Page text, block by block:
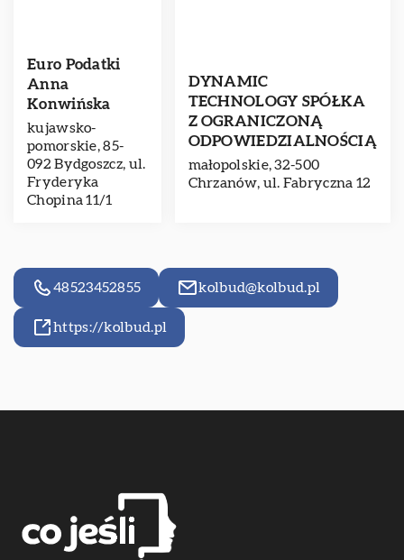
Euro Podatki
Anna
Konwińska
kujawsko-
pomorskie, 85-
092 Bydgoszcz, ul.
Fryderyka
Chopina 11/1
DYNAMIC
TECHNOLOGY SPÓŁKA
Z OGRANICZONĄ
ODPOWIEDZIALNOŚCIĄ
małopolskie, 32-500
Chrzanów, ul. Fabryczna 12
48523452855 kolbud@kolbud.pl
https://kolbud.pl